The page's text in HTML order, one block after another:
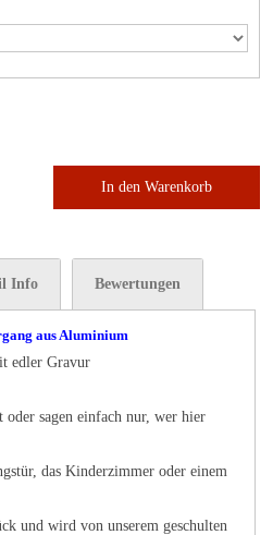
In den Warenkorb
Info Bewertungen
aus Aluminium
edler Gravur
sagen einfach nur, wer hier
das Kinderzimmer oder einem
und wird von unserem geschulten